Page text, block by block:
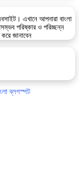
এখানে আপনারা বাংলা
পরিষ্কার ও পরিচ্ছন্ন
জানাবেন
ব্লগস্পট